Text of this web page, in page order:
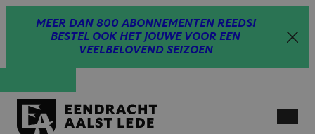
MEER DAN 800 ABONNEMENTEN REEDS!
BESTEL OOK HET JOUWE VOOR EEN
VEELBELOVEND SEIZOEN
menu